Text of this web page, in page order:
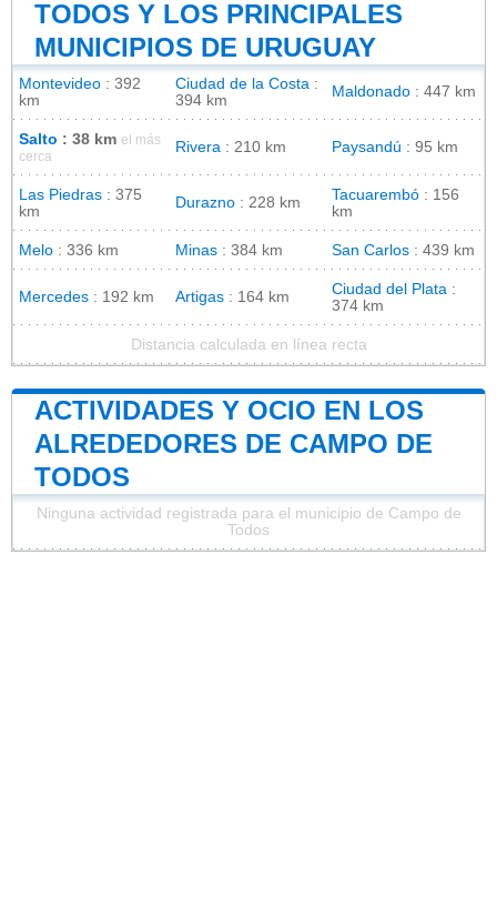
TODOS Y LOS PRINCIPALES
MUNICIPIOS DE URUGUAY
Montevideo : 392
km
Ciudad de la Costa :
394 km
Maldonado : 447 km
Salto : 38 km el más
cerca
Rivera : 210 km Paysandú : 95 km
Las Piedras : 375
km
Durazno : 228 km Tacuarembó : 156
km
Melo : 336 km Minas : 384 km San Carlos : 439 km
Mercedes : 192 km Artigas : 164 km Ciudad del Plata :
374 km
Distancia calculada en línea recta
ACTIVIDADES Y OCIO EN LOS
ALREDEDORES DE CAMPO DE
TODOS
Ninguna actividad registrada para el municipio de Campo de
Todos